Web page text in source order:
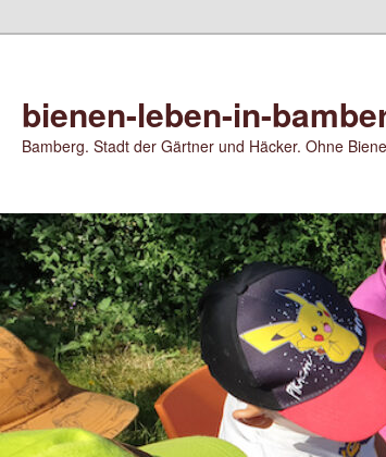
bienen-leben-in-
Bamberg. Stadt der Gärtner und Häcker. Ohne